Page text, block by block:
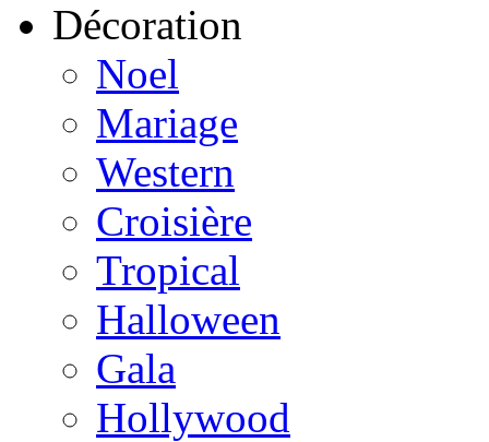
Décoration
Noel
Mariage
Western
Croisière
Tropical
Halloween
Gala
Hollywood